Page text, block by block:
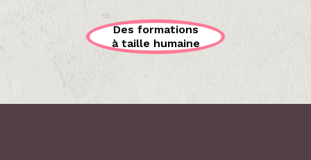
Des formations
à taille humaine